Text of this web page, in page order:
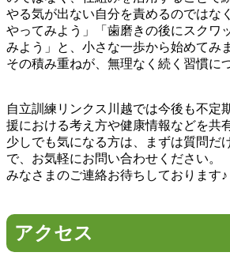
やる気が出ない自分を責めるのではな
やってみよう」「歯磨きの後にスクワ
みよう」と、小さな一歩から始めてみ
その積み重ねが、無理なく続く習慣に
自立訓練リンクス川越では今後も不定
援における考え方や健康情報などを共
少しでも気になる方は、まずは質問だ
で、お気軽にお問い合わせください。
みなさまのご連絡お待ちしております♪
アクセス